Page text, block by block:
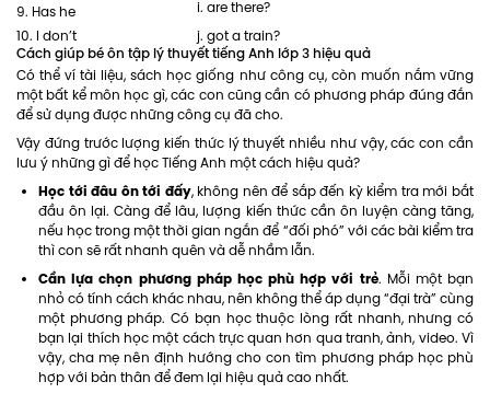
9. Has he
i. are there?
10. I don’t
j. got a train?
Cách giúp bé ôn tập lý thuyết tiếng Anh lớp 3 hiệu quả
Có thể ví tài liệu, sách học giống như công cụ, còn muốn nắm vững
một bất kể môn học gì, các con cũng cần có phương pháp đúng đắn
để sử dụng được những công cụ đã cho.
Vậy đứng trước lượng kiến thức lý thuyết nhiều như vậy, các con cần
lưu ý những gì để học Tiếng Anh một cách hiệu quả?
Học tới đâu ôn tới đấy, không nên để sắp đến kỳ kiểm tra mới bắt
đầu ôn lại. Càng để lâu, lượng kiến thức cần ôn luyện càng tăng,
nếu học trong một thời gian ngắn để “đối phó” với các bài kiểm tra
thì con sẽ rất nhanh quên và dễ nhầm lẫn.
Cần lựa chọn phương pháp học phù hợp với trẻ. Mỗi một bạn
nhỏ có tính cách khác nhau, nên không thể áp dụng “đại trà” cùng
một phương pháp. Có bạn học thuộc lòng rất nhanh, nhưng có
bạn lại thích học một cách trực quan hơn qua tranh, ảnh, video. Vì
vậy, cha mẹ nên định hướng cho con tìm phương pháp học phù
hợp với bản thân để đem lại hiệu quả cao nhất.